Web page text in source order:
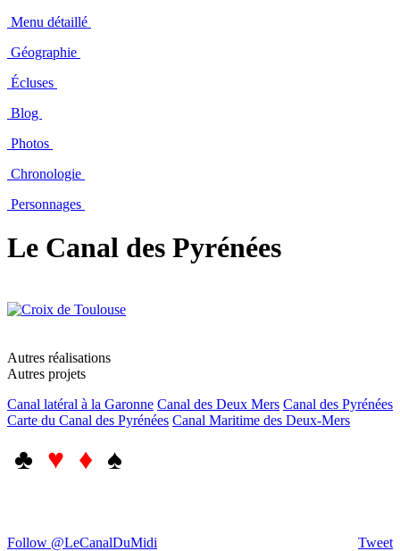
Menu détaillé
Géographie
Écluses
Blog
Photos
Chronologie
Personnages
Le Canal des Pyrénées
Autres réalisations
Autres projets
Canal latéral à la Garonne Canal des Deux Mers Canal des Pyrénées
Carte du Canal des Pyrénées Canal Maritime des Deux-Mers
♣ ♥ ♦ ♠
Tweet
Follow @LeCanalDuMidi